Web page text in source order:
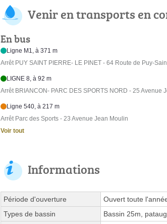
Venir en transports en
En bus
Ligne M1, à 371 m
Arrêt PUY SAINT PIERRE- LE PINET - 64 Route de Puy-
LIGNE 8, à 92 m
Arrêt BRIANCON- PARC DES SPORTS NORD - 25 Avenue
Ligne 540, à 217 m
Arrêt Parc des Sports - 23 Avenue Jean Moulin
Voir tout
Informations
Période d'ouverture
Ouvert toute
Types de bassin
Bassin 25m,